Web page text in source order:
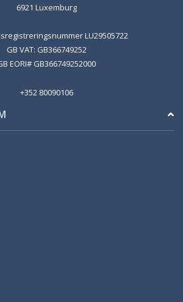
6921 Luxemburg
LU29505722
GB VAT: GB366749252
EORI# GB366749252000
+352 80090106